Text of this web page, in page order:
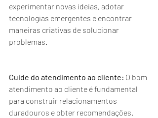
experimentar novas ideias, adotar
tecnologias emergentes e encontrar
maneiras criativas de solucionar
problemas.
Cuide do atendimento ao cliente: O bom
atendimento ao cliente é fundamental
para construir relacionamentos
duradouros e obter recomendações.